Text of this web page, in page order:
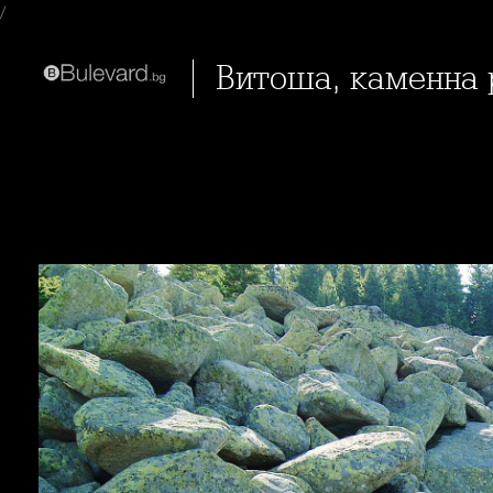
/
Витоша, каменна